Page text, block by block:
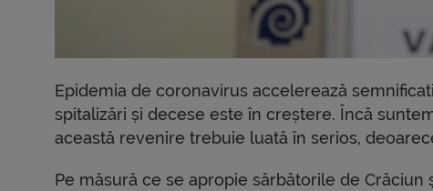
Epidemia de coronavirus accelerează
spitalizări și decese este în creștere. Încă
această revenire trebuie luată în serios,
Pe măsură ce se apropie sărbătorile de